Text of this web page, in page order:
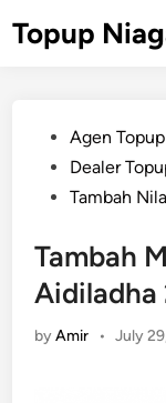
Topup
PostedAgen Topup
Dealer
Tambah
Tambah
byAmir • July